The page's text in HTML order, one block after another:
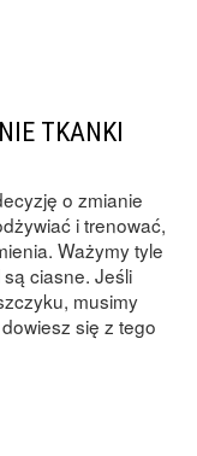
TKANKI
o zmianie
i trenować,
Ważymy tyle
ciasne. Jeśli
musimy
się z tego